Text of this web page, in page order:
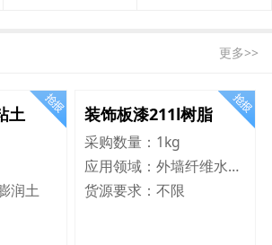
更多>>
土
润土
装饰板漆211l树脂
采购数量： 1kg
应用领域：
外墙纤维水泥板
货源要求：不限